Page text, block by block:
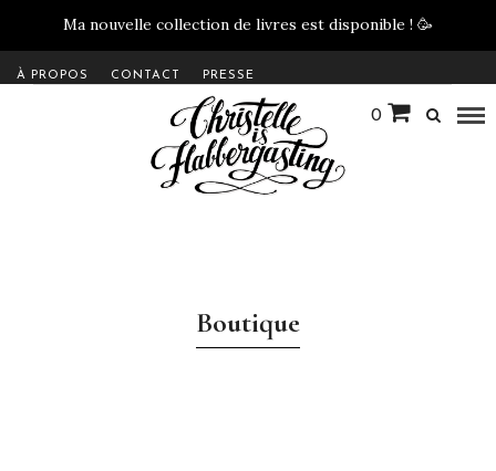
Ma nouvelle collection de livres est disponible ! 🥳
À PROPOS CONTACT PRESSE
0
Boutique